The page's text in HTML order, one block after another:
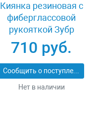
Киянка резиновая с
фиберглассовой
рукояткой Зубр
ПРОФИ 20531-
450_z02
710 руб.
Сообщить о поступлении
Нет в наличии